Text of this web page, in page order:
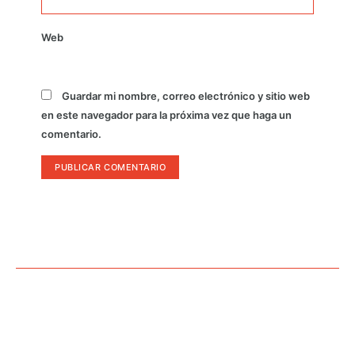
Web
Guardar mi nombre, correo electrónico y sitio web
en este navegador para la próxima vez que haga un
comentario.